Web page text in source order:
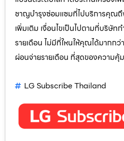
ชาญบำรุงซ่อมแซมที่ไปบริการคุณถึ
เพิ่มเติม เงื่อนไขเป็นไปตามที่บริษั
รายเดือน ไม่มีที่ใหนให้คุณได้มากก
ผ่อนจ่ายรายเดือน ที่สุดของความคุ้ม
LG Subscribe Thailand